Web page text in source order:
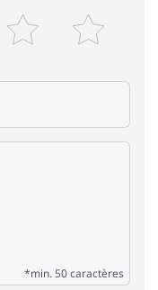
*min. 50 caractères